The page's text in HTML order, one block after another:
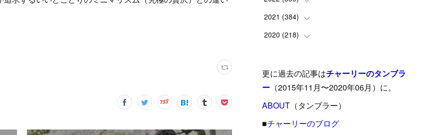
(9)
(5 )
15
(24)
(8 )
17
(18)
(17)
16
(12)
(19 )
(13
(17)
(35)
33 )
(26)
(27 )
(29
(42)
(37)
(31)
(31)
(31 )
(26
2021 (384)
(9)
(39)
(23)
(40 )
(55
2020 (218)
(24)
(42)
(24 )
(33
更に過去の記事はチャーリーのタンブラ
ー （2015年11月〜2020年06月）に。
ABOUT （タンブラー）
■チャーリーのブログ